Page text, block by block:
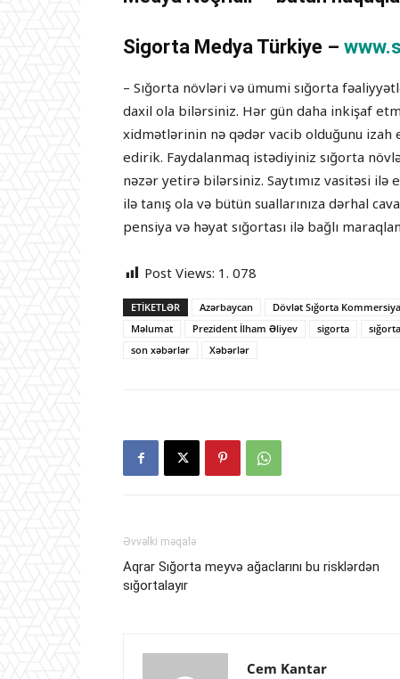
Sigorta Medya Türkiye –
– Sığorta növləri və ümumi sığorta
daxil ola bilərsiniz. Hər gün daha inkişaf
xidmətlərinin nə qədər vacib olduğunu izah
edirik. Faydalanmaq istədiyiniz sığorta
nəzər yetirə bilərsiniz. Saytımız vasitəsi
ilə tanış ola və bütün suallarınıza dərhal
pensiya və həyat sığortası ilə bağlı
Post Views: 1. 078
ETIKETLƏR Azərbaycan Dövlət Sığorta
Məlumat
Prezident İlham Əliyev sigorta sığorta
son xəbərlər
Xəbərlər
Əvvəlki məqalə
Aqrar Sığorta meyvə ağaclarını bu risklərdən
sığortalayır
Cem Kantar